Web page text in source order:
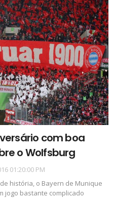
com boa
o Wolfsburg
01:20:00 PM
história, o Bayern de Munique
jogo bastante complicado